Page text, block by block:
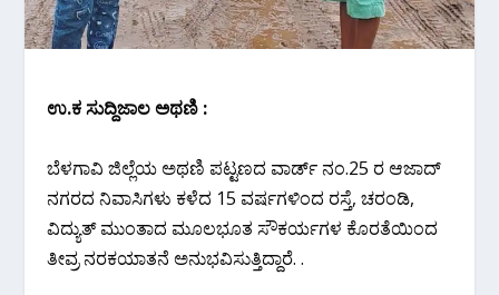
ಉ.ಕ ಸುದ್ದಿಜಾಲ ಅಥಣಿ :
ಬೆಳಗಾವಿ ಜಿಲ್ಲೆಯ ಅಥಣಿ ಪಟ್ಟಣದ ವಾರ್ಡ್ ನಂ.25 ರ ಆಜಾದ್
ನಗರದ ನಿವಾಸಿಗಳು ಕಳೆದ 15 ವರ್ಷಗಳಿಂದ ರಸ್ತೆ, ಚರಂಡಿ,
ವಿದ್ಯುತ್‌ ಮುಂತಾದ ಮೂಲಭೂತ ಸೌಕರ್ಯಗಳ ಕೊರತೆಯಿಂದ
ತೀವ್ರ ನರಕಯಾತನೆ ಅನುಭವಿಸುತ್ತಿದ್ದಾರೆ. .